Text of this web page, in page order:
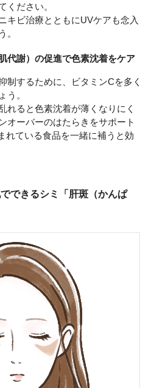
ください。
キビ治療とともにUVケアも念入
。
代謝）の促進で色素沈着をケア
制するために、ビタミンCを多く
う。
れると色素沈着が薄くなりにく
オーバーのはたらきをサポート
れている食品を一緒に補うと効
できるシミ「肝斑（かんぱ